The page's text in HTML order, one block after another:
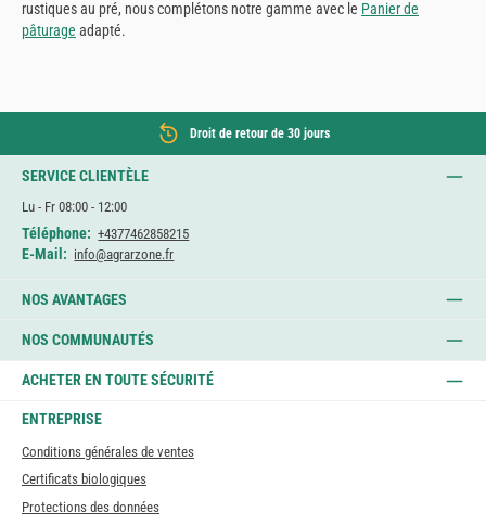
rustiques au pré, nous complétons notre gamme avec le Panier de
pâturage adapté.
Droit de retour de 30 jours
SERVICE CLIENTÈLE
Lu - Fr 08:00 - 12:00
Téléphone: +4377462858215
E-Mail: info@agrarzone.fr
NOS AVANTAGES
NOS COMMUNAUTÉS
ACHETER EN TOUTE SÉCURITÉ
ENTREPRISE
Conditions générales de ventes
Certificats biologiques
Protections des données